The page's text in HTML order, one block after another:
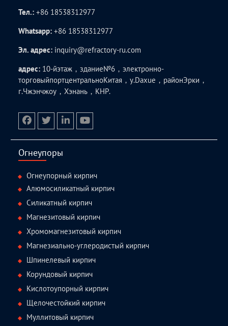
Тел.:+86 18538312977
Whatsapp:+86 18538312977
Эл. адрес: inquiry@refractory-ru.com
адрес: 10-йэтаж，здание№6，электронно-
торговыйпортцентральноКитая，у.Daxue，районЭрки，
г.Чжэнчжоу，Хэнань，КНР.
Огнеупоры
Огнеупорный кирпич
Алюмосиликатный кирпич
Силикатный кирпич
Магнезитовый кирпич
Хромомагнезитовый кирпич
Магнезиально-углеродистый кирпич
Шпинелевый кирпич
Корундовый кирпич
Кислотоупорный кирпич
Щелочестойкий кирпич
Муллитовый кирпич